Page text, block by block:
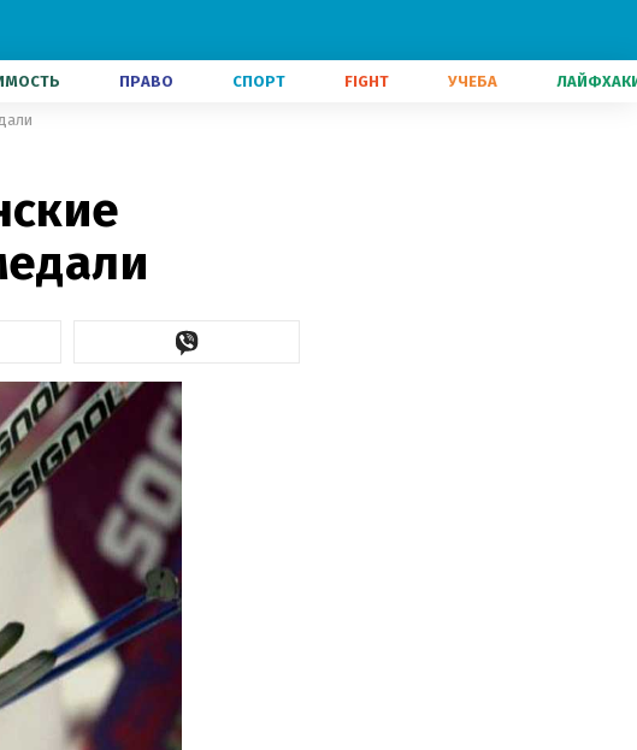
ПРАВО СПОРТ FIGHT УЧЕБА